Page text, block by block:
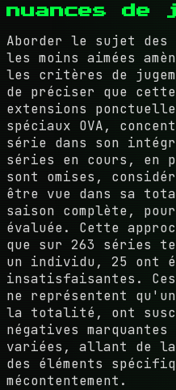
nuances de
Aborder le sujet des
les moins aimées
les critères de
de préciser que
extensions
spéciaux OVA,
série dans son
séries en cours, en
sont omises,
être vue dans sa
saison complète,
évaluée. Cette
que sur 263 séries
un individu, 25 ont
insatisfaisantes.
ne représentent
la totalité, ont
négatives
variées, allant de
des éléments
mécontentement.